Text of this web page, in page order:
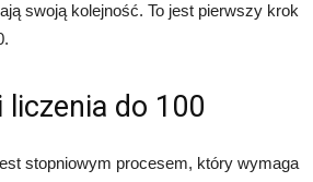
swoją kolejność. To jest pierwszy krok
liczenia do 100
stopniowym procesem, który wymaga